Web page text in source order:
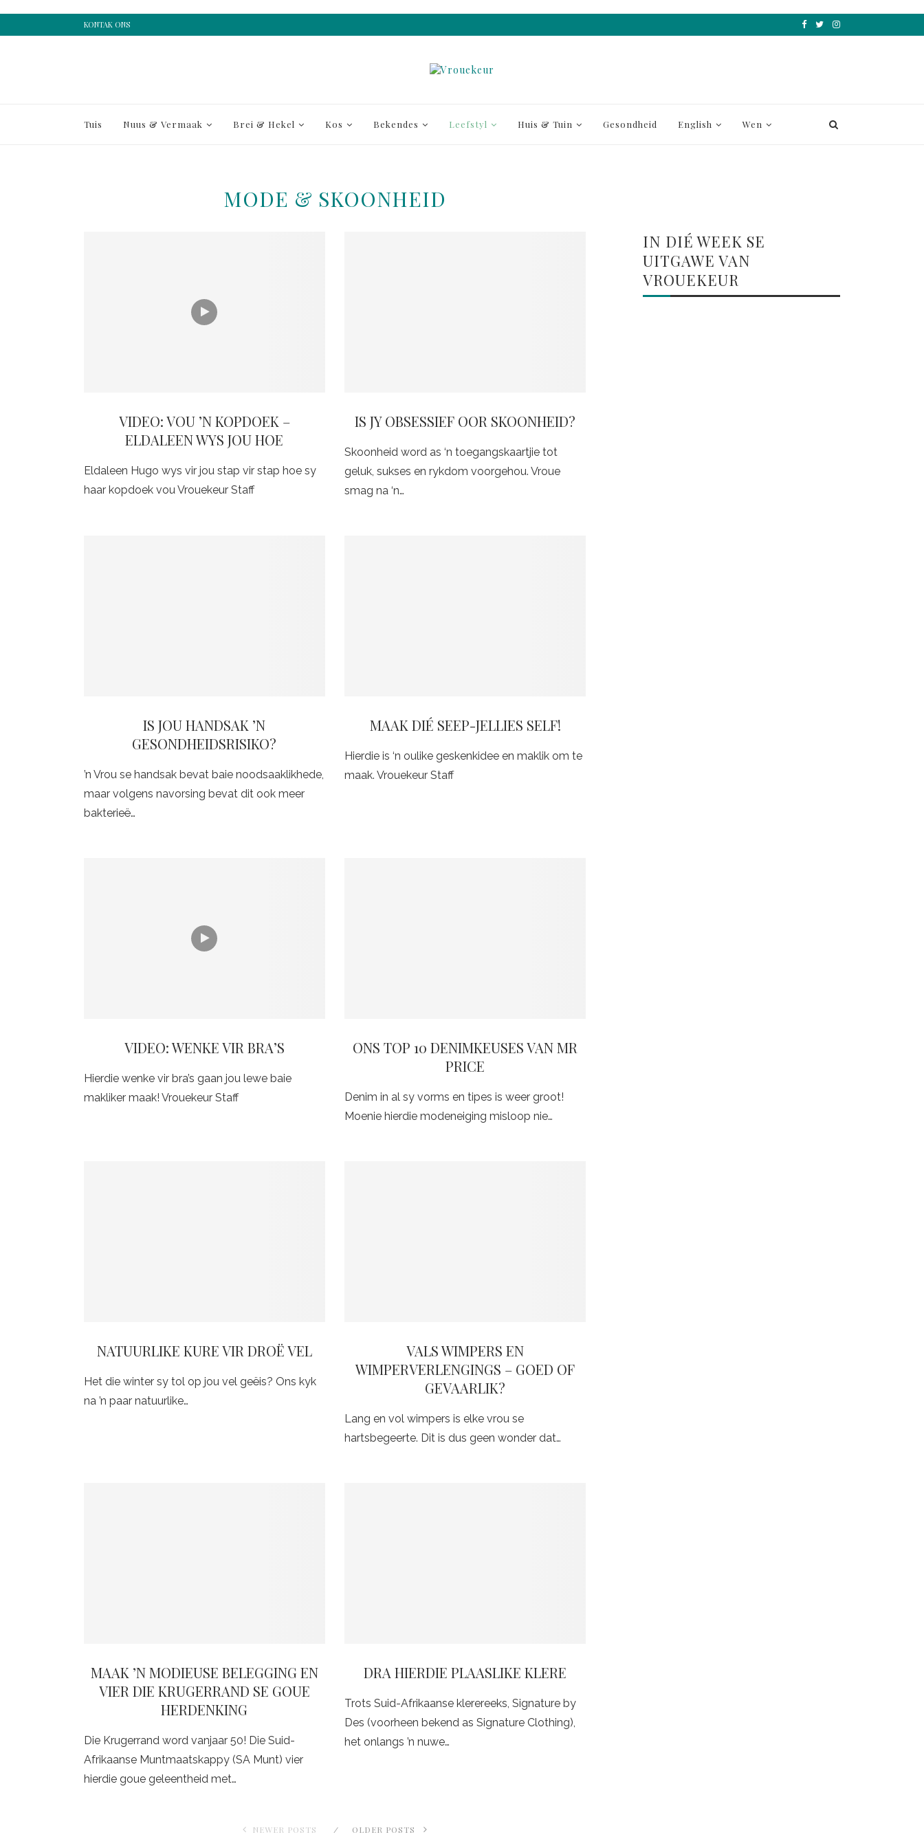
KONTAK ONS
Tuis Nuus & Vermaak Brei & Hekel Kos Bekendes Leefstyl Huis & Tuin Gesondheid English Wen
MODE & SKOONHEID
VIDEO: VOU ’N KOPDOEK –
ELDALEEN WYS JOU HOE
Eldaleen Hugo wys vir jou stap vir stap hoe sy
haar kopdoek vou Vrouekeur Staff
IS JY OBSESSIEF OOR SKOONHEID?
Skoonheid word as ‘n toegangskaartjie tot
geluk, sukses en rykdom voorgehou. Vroue
smag na ‘n…
IS JOU HANDSAK ’N
GESONDHEIDSRISIKO?
’n Vrou se handsak bevat baie noodsaaklikhede,
maar volgens navorsing bevat dit ook meer
bakterieë…
MAAK DIÉ SEEP-JELLIES SELF!
Hierdie is ‘n oulike geskenkidee en maklik om te
maak. Vrouekeur Staff
VIDEO: WENKE VIR BRA’S
Hierdie wenke vir bra’s gaan jou lewe baie
makliker maak! Vrouekeur Staff
ONS TOP 10 DENIMKEUSES VAN MR
PRICE
Denim in al sy vorms en tipes is weer groot!
Moenie hierdie modeneiging misloop nie…
NATUURLIKE KURE VIR DROË VEL
Het die winter sy tol op jou vel geëis? Ons kyk
na ’n paar natuurlike…
VALS WIMPERS EN
WIMPERVERLENGINGS – GOED OF
GEVAARLIK?
Lang en vol wimpers is elke vrou se
hartsbegeerte. Dit is dus geen wonder dat…
MAAK ʼN MODIEUSE BELEGGING EN V
IER DIE KRUGERRAND SE GOUE H
ERDENKING
Die Krugerrand word vanjaar 50! Die Suid-
Afrikaanse Muntmaatskappy (SA Munt) vier
hierdie goue geleentheid met…
DRA HIERDIE PLAASLIKE KLERE
Trots Suid-Afrikaanse klerereeks, Signature by
Des (voorheen bekend as Signature Clothing),
het onlangs ’n nuwe…
NEWER POSTS OLDER POSTS
IN DIÉ WEEK SE
UITGAWE VAN
VROUEKEUR